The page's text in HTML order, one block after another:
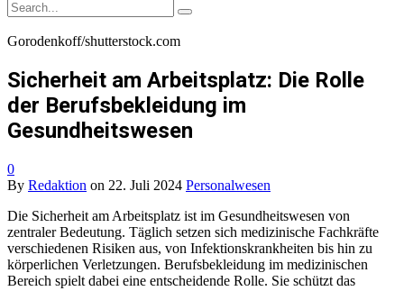
Gorodenkoff/shutterstock.com
Sicherheit am Arbeitsplatz: Die Rolle
der Berufsbekleidung im
Gesundheitswesen
0
By Redaktion on 22. Juli 2024 Personalwesen
Die Sicherheit am Arbeitsplatz ist im Gesundheitswesen von
zentraler Bedeutung. Täglich setzen sich medizinische Fachkräfte
verschiedenen Risiken aus, von Infektionskrankheiten bis hin zu
körperlichen Verletzungen. Berufsbekleidung im medizinischen
Bereich spielt dabei eine entscheidende Rolle. Sie schützt das